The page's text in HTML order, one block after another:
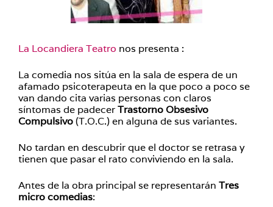
La Locandiera Teatro nos presenta :
La comedia nos sitúa en la sala de espera de un
afamado psicoterapeuta en la que poco a poco se
van dando cita varias personas con claros
síntomas de padecerTrastorno Obsesivo
Compulsivo(T.O.C.) en alguna de sus variantes.
No tardan en descubrir que el doctor se retrasa y
tienen que pasar el rato conviviendo en la sala.
Antes de la obra principal se representarán Tres
micro comedias: